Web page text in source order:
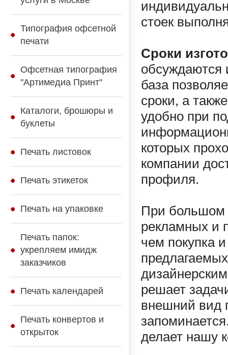
Типография офсетной
печати
Офсетная типография
"Артимедиа Принт"
Каталоги, брошюры и
буклеты
Печать листовок
Печать этикеток
Печать на упаковке
Печать папок:
укрепляем имидж
заказчиков
Печать календарей
Печать конвертов и
открыток
стоек
Сроки
обсуждаются
база
сроки, а
удобно при
которых
компании
профиля.
При большом
рекламных и
чем покупка
решает
внешний вид
делает нашу